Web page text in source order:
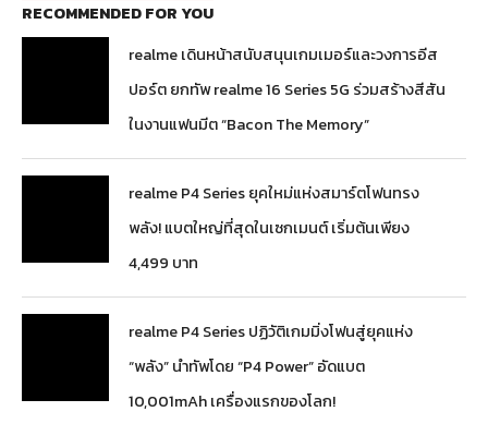
RECOMMENDED FOR YOU
realme เดินหน้าสนับสนุนเกมเมอร์และวงการอีส
ปอร์ต ยกทัพ realme 16 Series 5G ร่วมสร้างสีสัน
ในงานแฟนมีต “Bacon The Memory”
realme P4 Series ยุคใหม่แห่งสมาร์ตโฟนทรง
พลัง! แบตใหญ่ที่สุดในเซกเมนต์ เริ่มต้นเพียง
4,499 บาท
realme P4 Series ปฏิวัติเกมมิ่งโฟนสู่ยุคแห่ง
“พลัง” นำทัพโดย “P4 Power” อัดแบต
10,001mAh เครื่องแรกของโลก!